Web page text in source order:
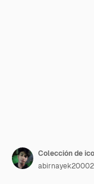
Colección de